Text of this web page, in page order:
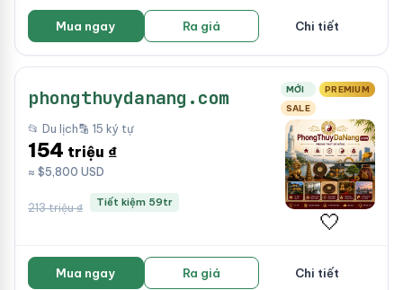
Mua ngay Ra giá Chi tiết
phongthuydanang.com MỚI
PREMIUM
SALE
📂 Du lịch🔡 15 ký tự
154 triệu ₫
≈ $5,800 USD
213 triệu ₫ Tiết kiệm 59tr
🤍
Mua ngay Ra giá Chi tiết